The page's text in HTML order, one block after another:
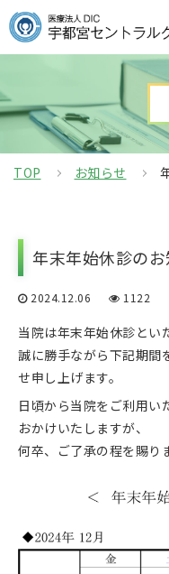
TOP お知らせ
年末年始休診の
2024.12.06 1122
当院は年末年始休診とい
誠に勝手ながら下記期間
せ申し上げます。
日頃から当院をご利用い
おかけいたしますが、
何卒、ご了承の程を賜り